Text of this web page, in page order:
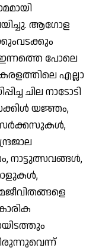
ആഗോള
പോലെ
എല്ലാ
ചില നാടോടി
യജ്ഞം,
സര്‍ക്കസുകള്‍,
നാട്ടുത്സവങ്ങള്‍,